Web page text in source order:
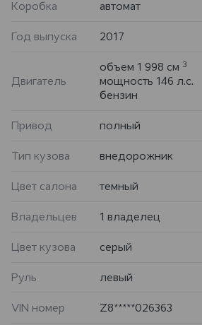
Коробка автомат
Год выпуска 2017
Двигатель
объем 1 998 см 3
мощность 146 л.с.
бензин
Привод полный
Тип кузова внедорожник
Цвет салона темный
Владельцев 1 владелец
Цвет кузова серый
Руль левый
VIN номер Z8*****026363